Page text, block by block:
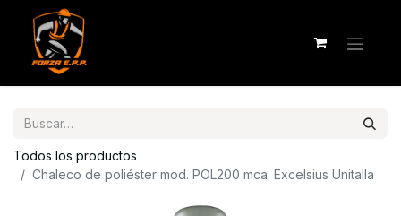
Todos los productos
Chaleco de poliéster mod. POL200 mca. Excelsius Unitalla